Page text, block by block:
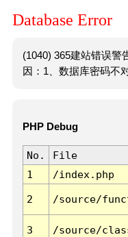
Database Error
(1040) 365建站错误警
因：1、数据库密码不
PHP Debug
No. File
1
/index.php
2 /source/
3 /source/